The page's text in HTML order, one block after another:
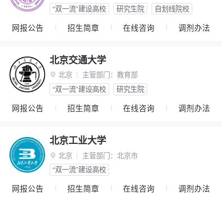
“双一流”建设高校
研究生院 自划线院校
网报公告 招生简章 在线咨询 调剂办法
北京交通大学
 北京 主管部门： 教育部
“双一流”建设高校
研究生院
网报公告 招生简章 在线咨询 调剂办法
北京工业大学
 北京 主管部门： 北京市
“双一流”建设高校
网报公告 招生简章 在线咨询 调剂办法